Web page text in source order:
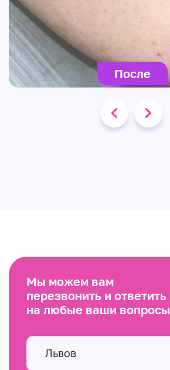
После
Мы можем вам
перезвонить и ответить
на любые ваши вопросы
Львов